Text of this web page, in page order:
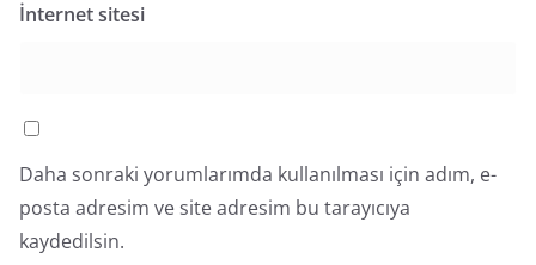
İnternet sitesi
Daha sonraki yorumlarımda kullanılması için adım, e-
posta adresim ve site adresim bu tarayıcıya
kaydedilsin.